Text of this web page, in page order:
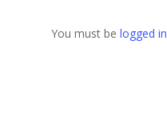
You must be logged in